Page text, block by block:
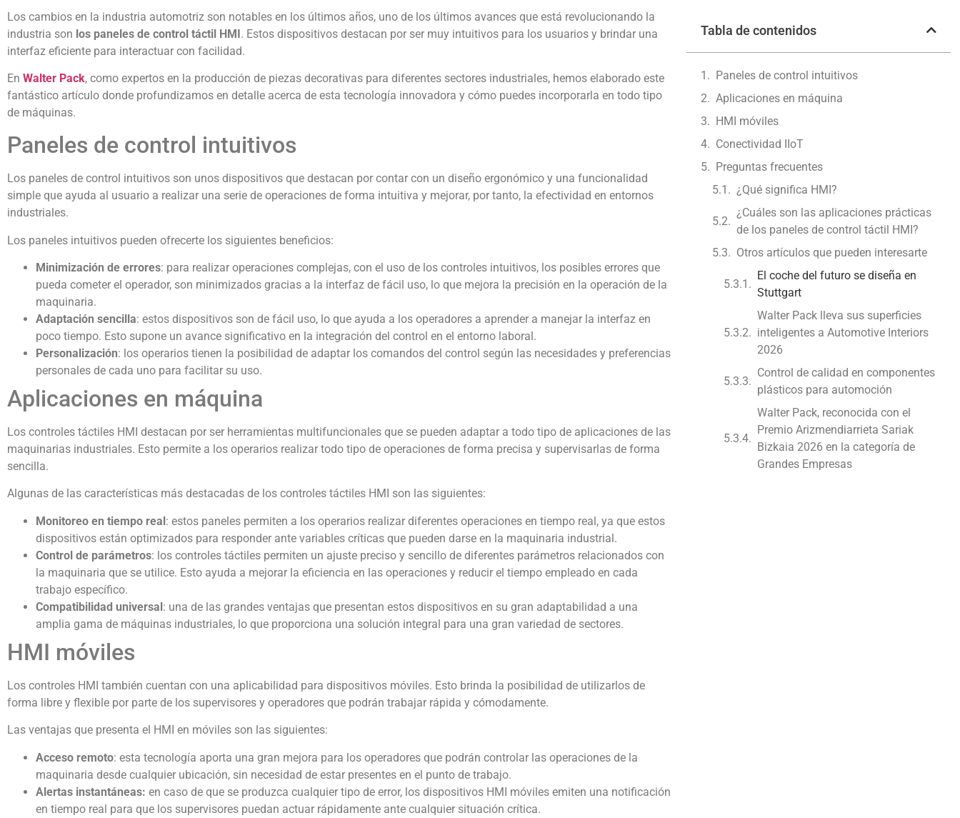
Los cambios en la industria automotriz son notables en los últimos años, uno de los últimos avances que está revolucionando la
industria son los paneles de control táctil HMI. Estos dispositivos destacan por ser muy intuitivos para los usuarios y brindar una
interfaz eficiente para interactuar con facilidad.
En Walter Pack, como expertos en la producción de piezas decorativas para diferentes sectores industriales, hemos elaborado este
fantástico artículo donde profundizamos en detalle acerca de esta tecnología innovadora y cómo puedes incorporarla en todo tipo
de máquinas.
Paneles de control intuitivos
Los paneles de control intuitivos son unos dispositivos que destacan por contar con un diseño ergonómico y una funcionalidad
simple que ayuda al usuario a realizar una serie de operaciones de forma intuitiva y mejorar, por tanto, la efectividad en entornos
industriales.
Los paneles intuitivos pueden ofrecerte los siguientes beneficios:
Minimización de errores: para realizar operaciones complejas, con el uso de los controles intuitivos, los posibles errores que
pueda cometer el operador, son minimizados gracias a la interfaz de fácil uso, lo que mejora la precisión en la operación de la
maquinaria.
Adaptación sencilla: estos dispositivos son de fácil uso, lo que ayuda a los operadores a aprender a manejar la interfaz en
poco tiempo. Esto supone un avance significativo en la integración del control en el entorno laboral.
Personalización: los operarios tienen la posibilidad de adaptar los comandos del control según las necesidades y preferencias
personales de cada uno para facilitar su uso.
Aplicaciones en máquina
Los controles táctiles HMI destacan por ser herramientas multifuncionales que se pueden adaptar a todo tipo de aplicaciones de las
maquinarias industriales. Esto permite a los operarios realizar todo tipo de operaciones de forma precisa y supervisarlas de forma
sencilla.
Algunas de las características más destacadas de los controles táctiles HMI son las siguientes:
Monitoreo en tiempo real: estos paneles permiten a los operarios realizar diferentes operaciones en tiempo real, ya que estos
dispositivos están optimizados para responder ante variables críticas que pueden darse en la maquinaria industrial.
Control de parámetros: los controles táctiles permiten un ajuste preciso y sencillo de diferentes parámetros relacionados con
la maquinaria que se utilice. Esto ayuda a mejorar la eficiencia en las operaciones y reducir el tiempo empleado en cada
trabajo específico.
Compatibilidad universal: una de las grandes ventajas que presentan estos dispositivos en su gran adaptabilidad a una
amplia gama de máquinas industriales, lo que proporciona una solución integral para una gran variedad de sectores.
HMI móviles
Los controles HMI también cuentan con una aplicabilidad para dispositivos móviles. Esto brinda la posibilidad de utilizarlos de
forma libre y flexible por parte de los supervisores y operadores que podrán trabajar rápida y cómodamente.
Las ventajas que presenta el HMI en móviles son las siguientes:
Acceso remoto: esta tecnología aporta una gran mejora para los operadores que podrán controlar las operaciones de la
maquinaria desde cualquier ubicación, sin necesidad de estar presentes en el punto de trabajo.
Alertas instantáneas: en caso de que se produzca cualquier tipo de error, los dispositivos HMI móviles emiten una notificación
en tiempo real para que los supervisores puedan actuar rápidamente ante cualquier situación crítica.
Tabla de contenidos
Paneles de control intuitivos
Aplicaciones en máquina
HMI móviles
Conectividad IIoT
Preguntas frecuentes
¿Qué significa HMI?
¿Cuáles son las aplicaciones prácticas
de los paneles de control táctil HMI?
Otros artículos que pueden interesarte
El coche del futuro se diseña en
Stuttgart
Walter Pack lleva sus superficies
inteligentes a Automotive Interiors
2026
Control de calidad en componentes
plásticos para automoción
Walter Pack, reconocida con el
Premio Arizmendiarrieta Sariak
Bizkaia 2026 en la categoría de
Grandes Empresas